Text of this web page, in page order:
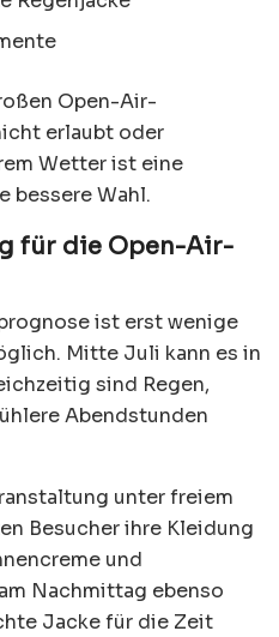
Open-Air-
erlaubt oder
Wetter ist eine
bessere Wahl.
für die Open-Air-
ist erst wenige
Mitte Juli kann es in
sind Regen,
Abendstunden
unter freiem
Besucher ihre Kleidung
und
Nachmittag ebenso
Jacke für die Zeit